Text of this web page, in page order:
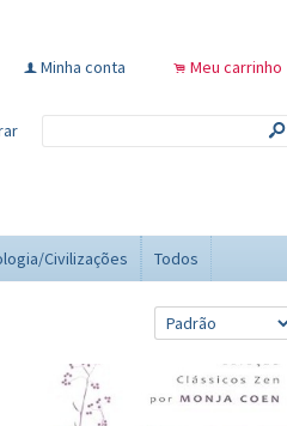
f Minha conta . Meu carrinho
s
Civilizações Todos